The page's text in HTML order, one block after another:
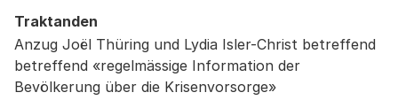
Traktanden
Anzug Joël Thüring und Lydia Isler-Christ betreffend
betreffend «regelmässige Information der
Bevölkerung über die Krisenvorsorge»